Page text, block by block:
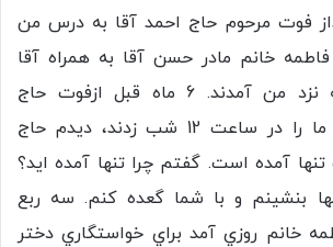
فوت مرحوم حاج احمد آقا به درس من
خانم مادر حسن آقا به همراه آقا
صادق (برادرش) به نزد من آمدند. 6 ماه قبل ازفوت حاج
احمدآقا زنگ خانه ما را در ساعت 12 شب زدند، ديدم حاج
تنها آمده است. گفتم چرا تنها آمده ايد؟
بنشينم و با شما گعده كنم. سه ربع
خانم روزي آمد براي خواستگاري دختر